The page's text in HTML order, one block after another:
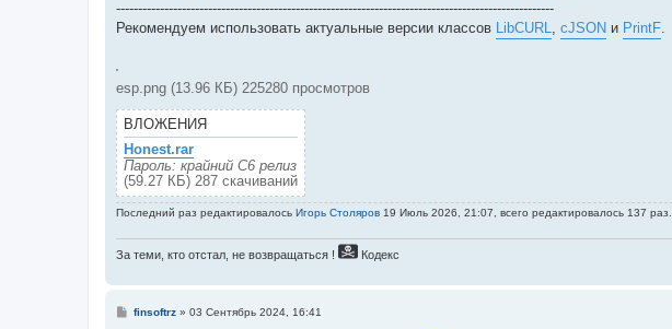
----------------------------------------------------------------------------------------------------
Рекомендуем использовать актуальные версии классов LibCURL, cJSON и PrintF.
esp.png (13.96 КБ) 225280 просмотров
ВЛОЖЕНИЯ
Honest.rar
Пароль: крайний С6 релиз
(59.27 КБ) 287 скачиваний
Последний раз редактировалось Игорь Столяров 19 Июль 2026, 21:07, всего редактировалось 137 раз.
За теми, кто отстал, не возвращаться ! Кодекс
Сfinsoftrz» 03 Сентябрь 2024, 16:41